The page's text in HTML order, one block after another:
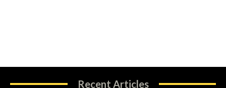
Recent Articles